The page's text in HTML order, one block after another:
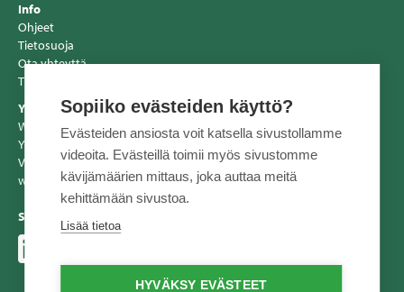
Info
Ohjeet
Tietosuoja
Ota yhteyttä
Tiedotteet
Yhteystiedot
Wihuri Oy Tekninen Kauppa
Y-tunnus: 2557856-2
Vaihde 020 510 10
www.tekninenkauppa.fi
Seuraa meitä
Sopiiko evästeiden käyttö?
Evästeiden ansiosta voit katsella sivustollamme
videoita. Evästeillä toimii myös sivustomme
kävijämäärien mittaus, joka auttaa meitä
kehittämään sivustoa.
Lisää tietoa
HYVÄKSY EVÄSTEET